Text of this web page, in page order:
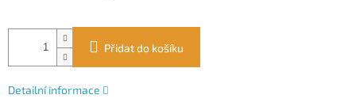
cena:
Přidat do košíku
Detailní informace